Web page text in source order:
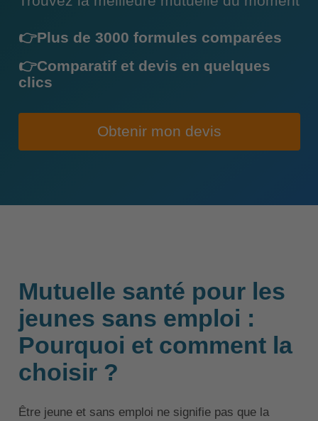
👉Plus de 3000 formules comparées
👉Comparatif et devis en quelques
clics
Obtenir mon devis
Mutuelle santé pour les
jeunes sans emploi :
Pourquoi et comment la
choisir ?
Être jeune et sans emploi ne signifie pas que la